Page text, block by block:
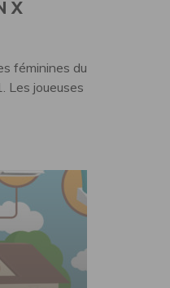
X
féminines du
Les joueuses